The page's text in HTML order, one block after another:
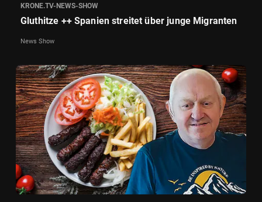
KRONE.TV-NEWS-SHOW
Gluthitze ++ Spanien streitet über junge Migranten
News Show